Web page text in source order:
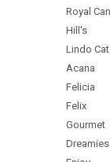
Royal
Hill's
Lindo Cat
Acana
Felicia
Felix
Gourmet
Dreamies